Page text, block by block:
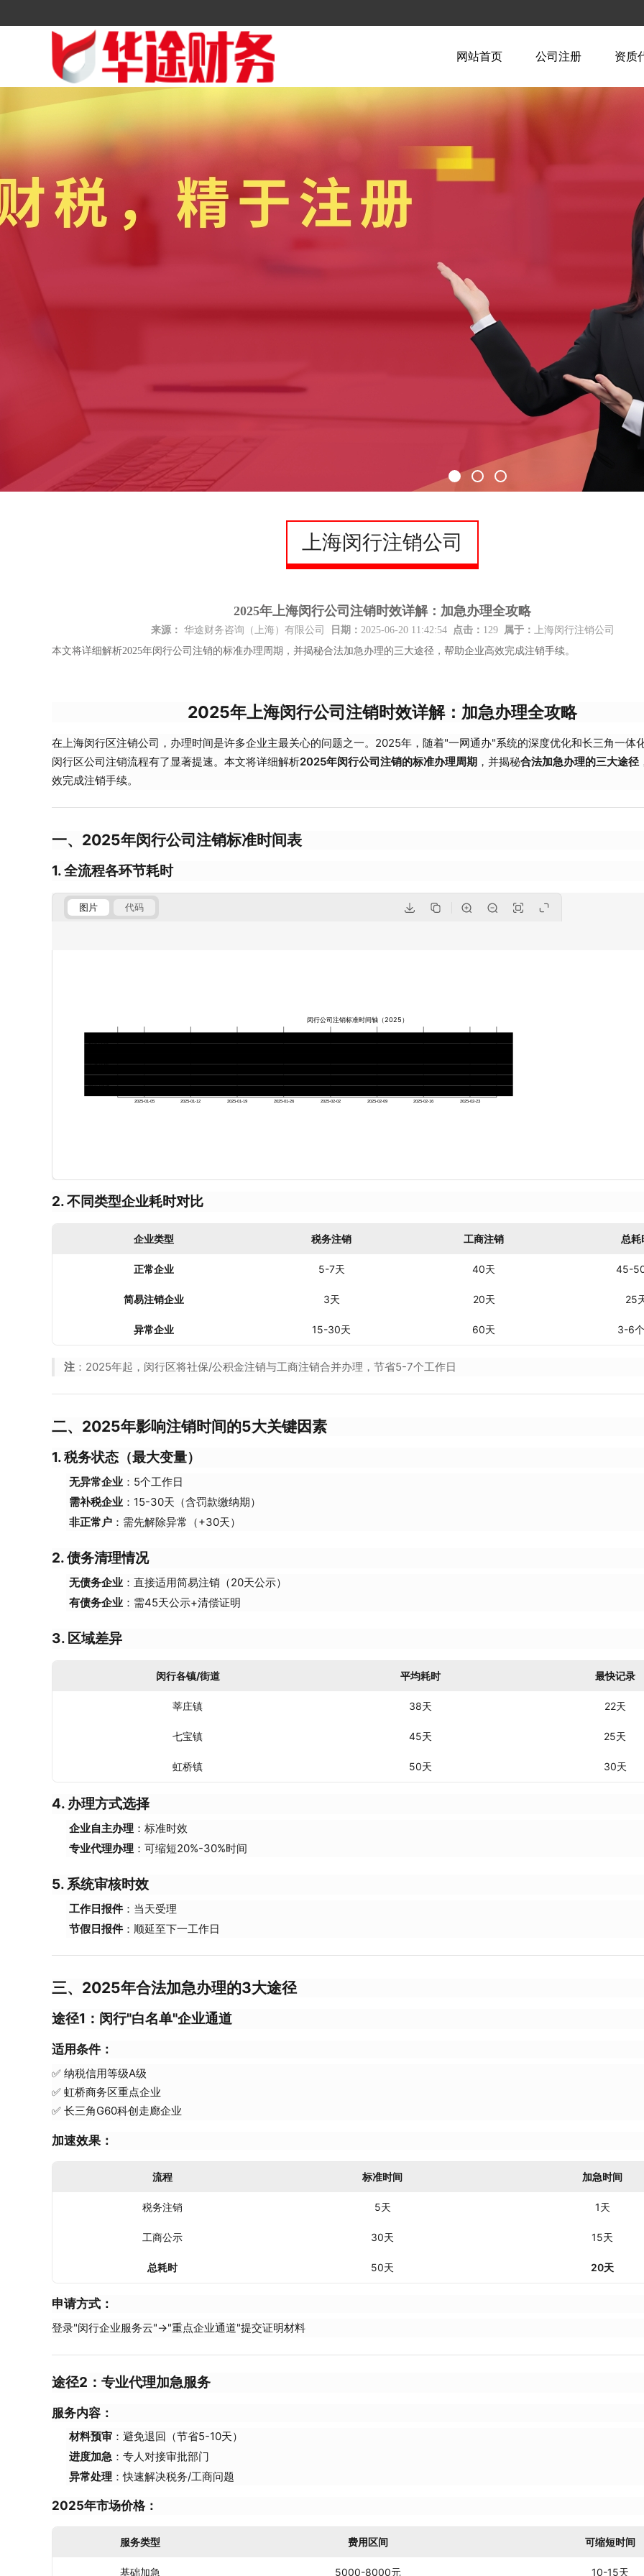
网站首页 公司注册 资质
上海闵行注销公司
2025年上海闵行公司注销时效详解：加急办理全攻略
来源： 华途财务咨询（上海）有限公司 日期： 2025-06-20 11:42:54 点击： 129 属于： 上海闵行注销公司
本文将详细解析2025年闵行公司注销的标准办理周期，并揭秘合法加急办理的三大途径，帮助企业高效完成注销手续。
2025年上海闵行公司注销时效详解：加急办理全攻略
在上海闵行区注销公司，办理时间是许多企业主最关心的问题之一。2025年，随着"一网通办"系统的深度优化和长三角一体
闵行区公司注销流程有了显著提速。本文将详细解析2025年闵行公司注销的标准办理周期 ，并揭秘合法加急办理的三大途径
效完成注销手续。
一、2025年闵行公司注销标准时间表
1. 全流程各环节耗时
图片 代码
2025-01-05 2025-01-12 2025-01-19 2025-01-26 2025-02-02 2025-02-09 2025-02-16 2025-02-23
税务注销
工商注销
银行/社保
闵行公司注销标准时间轴（2025）
2. 不同类型企业耗时对比
企业类型 税务注销 工商注销 总耗
正常企业 5-7天 40天 45-
简易注销企业 3天 20天 25
异常企业 15-30天 60天 3-6
注：2025年起，闵行区将社保/公积金注销与工商注销合并办理，节省5-7个工作日
二、2025年影响注销时间的5大关键因素
1. 税务状态（最大变量）
无异常企业 ：5个工作日
需补税企业 ：15-30天（含罚款缴纳期）
非正常户 ：需先解除异常（+30天）
2. 债务清理情况
无债务企业 ：直接适用简易注销（20天公示）
有债务企业 ：需45天公示+清偿证明
3. 区域差异
闵行各镇/街道 平均耗时 最快记录
莘庄镇 38天 22天
七宝镇 45天 25天
虹桥镇 50天 30天
4. 办理方式选择
企业自主办理 ：标准时效
专业代理办理 ：可缩短20%-30%时间
5. 系统审核时效
工作日报件：当天受理
节假日报件：顺延至下一工作日
三、2025年合法加急办理的3大途径
途径1：闵行"白名单"企业通道
适用条件 ：
✅ 纳税信用等级A级
✅ 虹桥商务区重点企业
✅ 长三角G60科创走廊企业
加速效果 ：
流程 标准时间 加急时间
税务注销 5天 1天
工商公示 30天 15天
总耗时 50天 20天
申请方式 ：
登录"闵行企业服务云"→"重点企业通道"提交证明材料
途径2：专业代理加急服务
服务内容 ：
材料预审 ：避免退回（节省5-10天）
进度加急 ：专人对接审批部门
异常处理 ：快速解决税务/工商问题
2025年市场价格 ：
服务类型 费用区间 可缩短时间
基础加急 5000-8000元 10-15天